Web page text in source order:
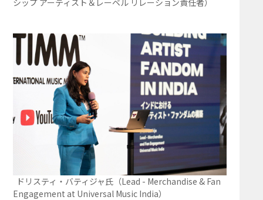
ドリスティ・バティジャ氏（Lead - Merchandise & Fan
Engagement at Universal Music India）